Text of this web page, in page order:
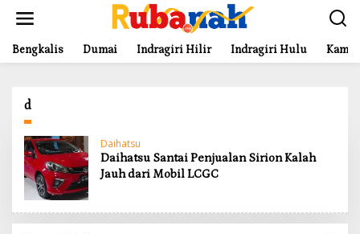
t
Bengkalis Dumai Indragiri Hilir Indragiri Hulu
d
Daihatsu
Daihatsu Santai Penjualan Sirion Kalah
Jauh dari Mobil LCGC